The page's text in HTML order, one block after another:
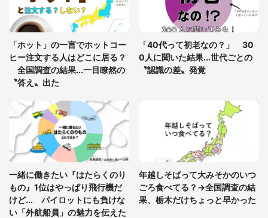
あまりにも四角すぎる猫、激写される 「これもう
座布団だろ」「食パンの耳」と1.4万人困惑
「ホット」の一言でホットコー
ヒー注文する人はどこに居る？
全国調査の結果...一目瞭然の
〝答え〟出た
「40代って初老なの？」 30
0人に聞いた結果...世代ごとの
〝認識の差〟発覚
一緒に働きたい『はたらくのり
もの』1位はやっぱり飛行機だ
けど... パイロットにも負けな
い「外航船員」の魅力を伝えた
年越しそばって大みそかのいつ
ごろ食べてる？→全国調査の結
果、栃木だけちょっと早かった